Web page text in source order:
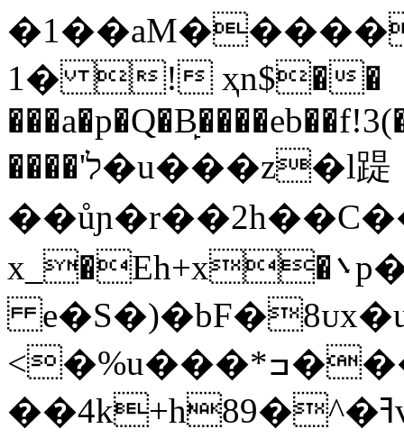
1� ! ҳn$��
����'ל�u���z�l踶
x_�Eh+x�܌p�$� �
<�%u���*ߏ���D�É 3�8�}
��4k+h89�^�ߔv�� �"2!